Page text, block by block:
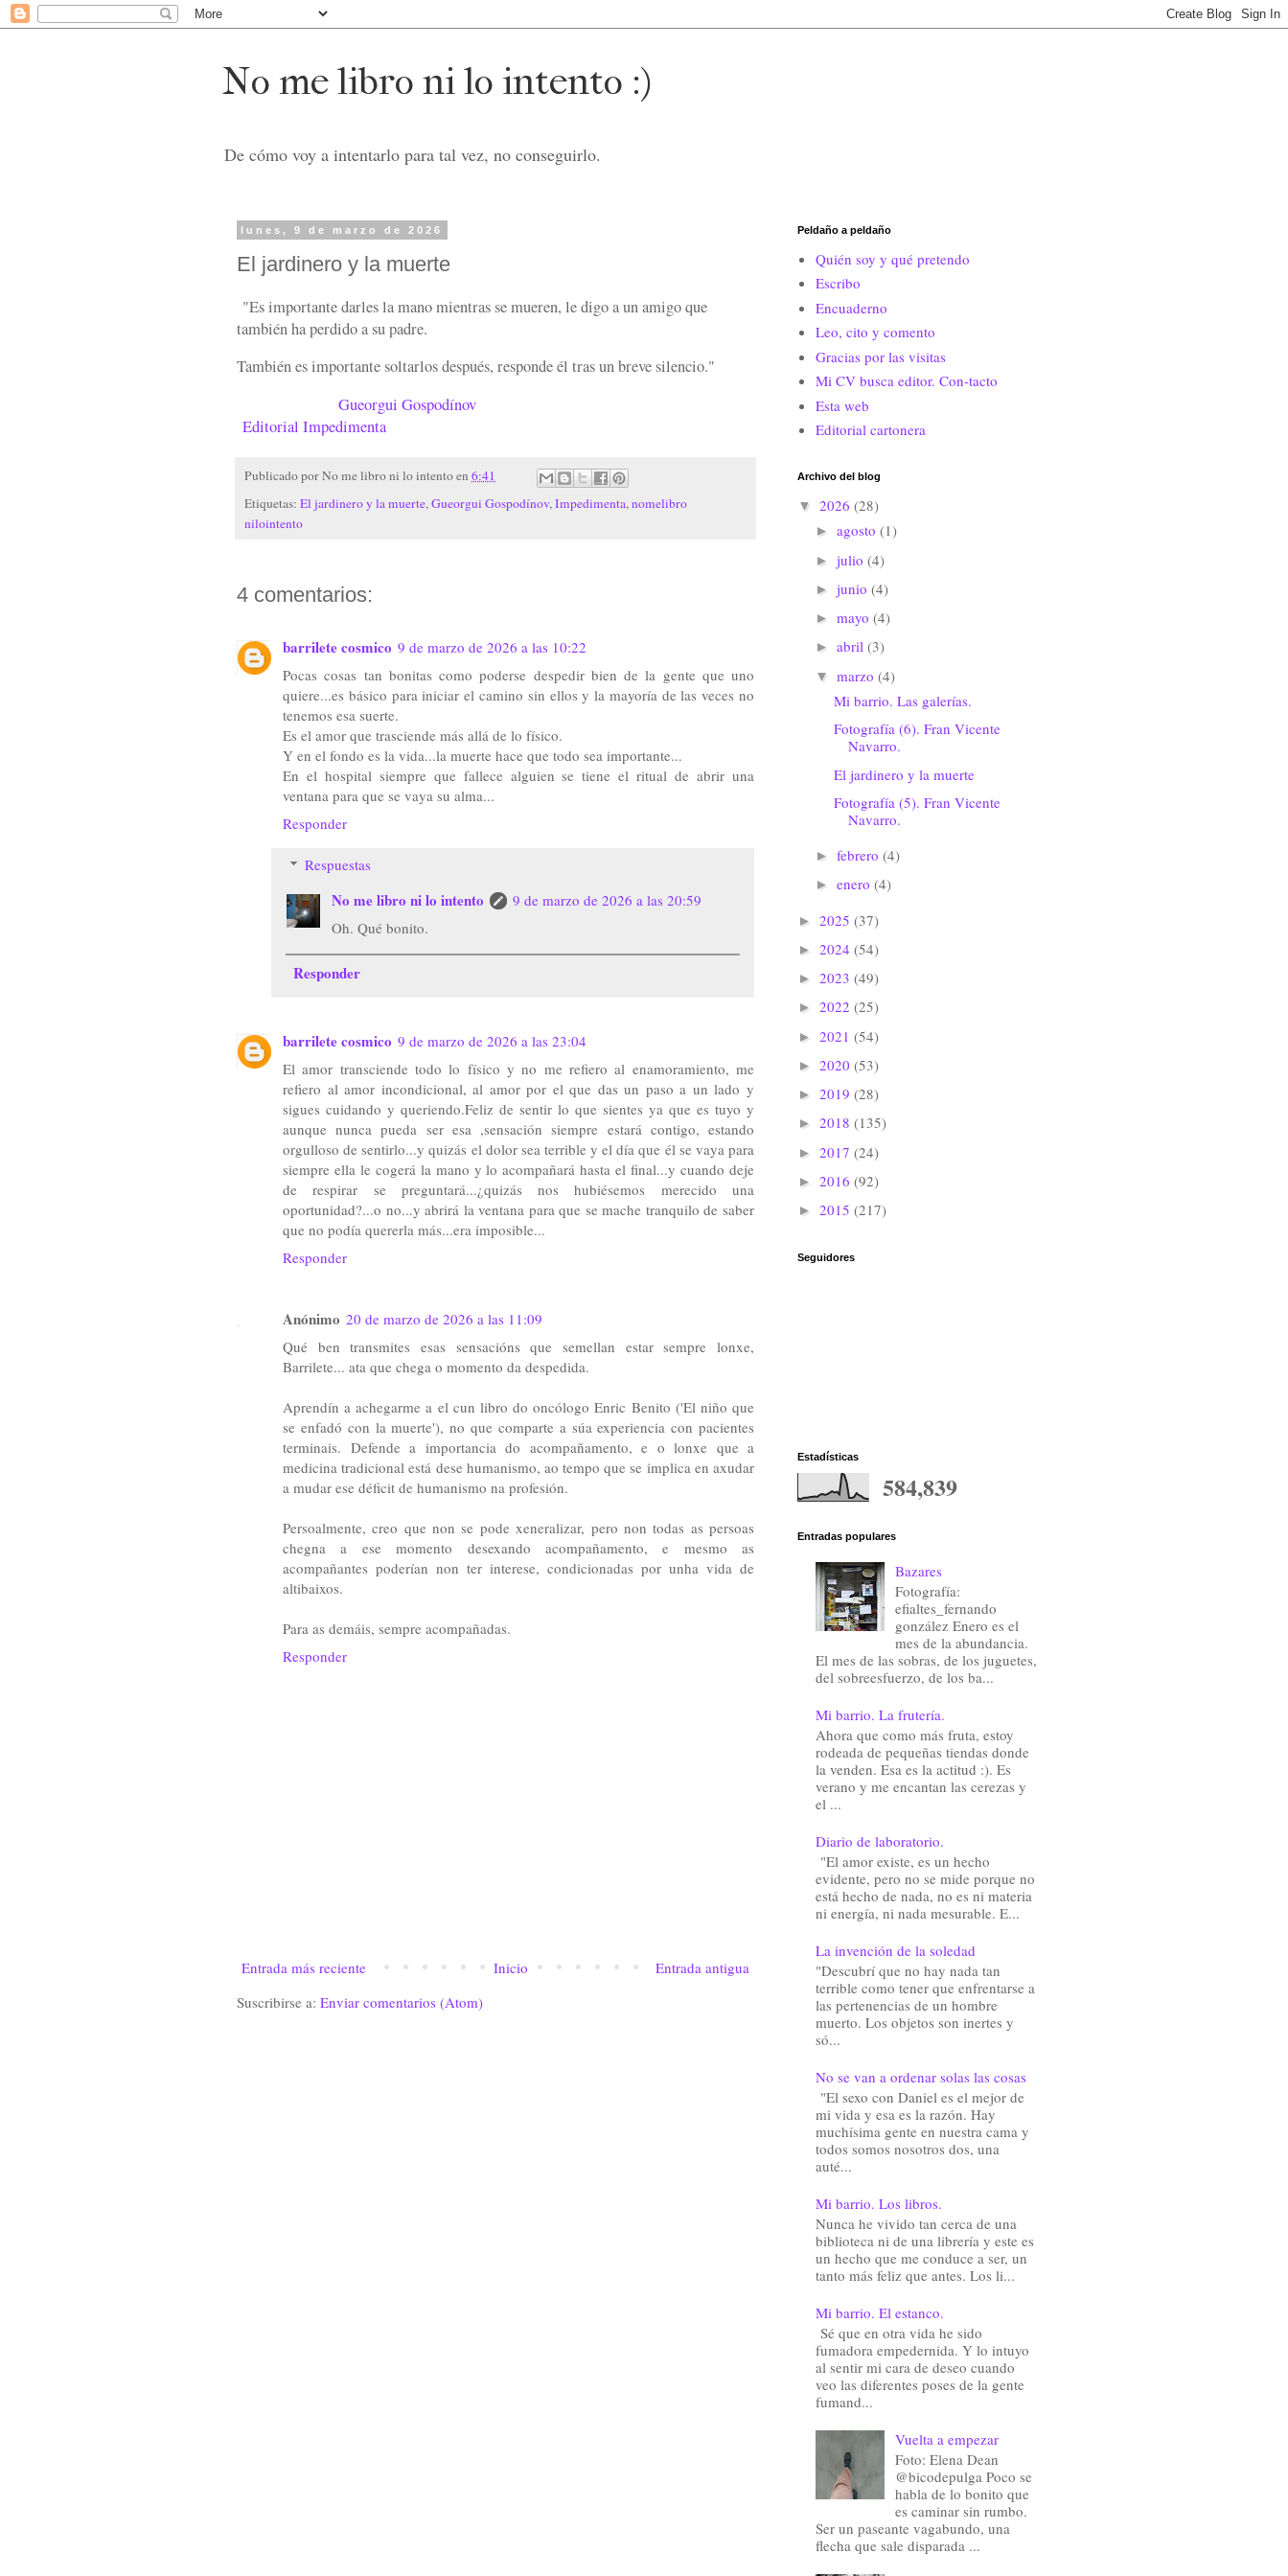
No me libro ni lo intento :)
De cómo voy a intentarlo para tal vez, no conseguirlo.
lunes, 9 de marzo de 2026
El jardinero y la muerte
"Es importante darles la mano mientras se mueren, le digo a un amigo que
también ha perdido a su padre.
También es importante soltarlos después, responde él tras un breve silencio."
Gueorgui Gospodínov
Editorial Impedimenta
Publicado porNo me libro ni lo intentoen 6:41
Etiquetas: El jardinero y la muerte, Gueorgui Gospodínov, Impedimenta, nomelibro
nilointento
4 comentarios:
barrilete cosmico 9 de marzo de 2026 a las 10:22
Pocas cosas tan bonitas como poderse despedir bien de la gente que uno
quiere...es básico para iniciar el camino sin ellos y la mayoría de las veces no
tenemos esa suerte.
Es el amor que trasciende más allá de lo físico.
Y en el fondo es la vida...la muerte hace que todo sea importante...
En el hospital siempre que fallece alguien se tiene el ritual de abrir una
ventana para que se vaya su alma...
Responder
Respuestas
No me libro ni lo intento
9 de marzo de 2026 a las 20:59
Oh. Qué bonito.
Responder
barrilete cosmico 9 de marzo de 2026 a las 23:04
El amor transciende todo lo físico y no me refiero al enamoramiento, me
refiero al amor incondicional, al amor por el que das un paso a un lado y
sigues cuidando y queriendo.Feliz de sentir lo que sientes ya que es tuyo y
aunque nunca pueda ser esa ,sensación siempre estará contigo, estando
orgulloso de sentirlo...y quizás el dolor sea terrible y el día que él se vaya para
siempre ella le cogerá la mano y lo acompañará hasta el final...y cuando deje
de respirar se preguntará...¿quizás nos hubiésemos merecido una
oportunidad?...o no...y abrirá la ventana para que se mache tranquilo de saber
que no podía quererla más...era imposible...
Responder
Anónimo 20 de marzo de 2026 a las 11:09
Qué ben transmites esas sensacións que semellan estar sempre lonxe,
Barrilete... ata que chega o momento da despedida.
Aprendín a achegarme a el cun libro do oncólogo Enric Benito ('El niño que
se enfadó con la muerte'), no que comparte a súa experiencia con pacientes
terminais. Defende a importancia do acompañamento, e o lonxe que a
medicina tradicional está dese humanismo, ao tempo que se implica en axudar
a mudar ese déficit de humanismo na profesión.
Persoalmente, creo que non se pode xeneralizar, pero non todas as persoas
chegna a ese momento desexando acompañamento, e mesmo as
acompañantes poderían non ter interese, condicionadas por unha vida de
altibaixos.
Para as demáis, sempre acompañadas.
Responder
Entrada más reciente Entrada antigua
Inicio
Suscribirse a: Enviar comentarios (Atom)
Peldaño a peldaño
Quién soy y qué pretendo
Escribo
Encuaderno
Leo, cito y comento
Gracias por las visitas
Mi CV busca editor. Con-tacto
Esta web
Editorial cartonera
Archivo del blog
▼ 2026 (28)
► agosto (1)
► julio (4)
► junio (4)
► mayo (4)
► abril (3)
▼ marzo (4)
Mi barrio. Las galerías.
Fotografía (6). Fran Vicente
Navarro.
El jardinero y la muerte
Fotografía (5). Fran Vicente
Navarro.
► febrero (4)
► enero (4)
► 2025 (37)
► 2024 (54)
► 2023 (49)
► 2022 (25)
► 2021 (54)
► 2020 (53)
► 2019 (28)
► 2018 (135)
► 2017 (24)
► 2016 (92)
► 2015 (217)
Seguidores
Estadísticas
584,839
Entradas populares
Bazares
Fotografía:
efialtes_fernando
gonzález Enero es el
mes de la abundancia.
El mes de las sobras, de los juguetes,
del sobreesfuerzo, de los ba...
Mi barrio. La frutería.
Ahora que como más fruta, estoy
rodeada de pequeñas tiendas donde
la venden. Esa es la actitud :). Es
verano y me encantan las cerezas y
el ...
Diario de laboratorio.
"El amor existe, es un hecho
evidente, pero no se mide porque no
está hecho de nada, no es ni materia
ni energía, ni nada mesurable. E...
La invención de la soledad
"Descubrí que no hay nada tan
terrible como tener que enfrentarse a
las pertenencias de un hombre
muerto. Los objetos son inertes y
só...
No se van a ordenar solas las cosas
"El sexo con Daniel es el mejor de
mi vida y esa es la razón. Hay
muchísima gente en nuestra cama y
todos somos nosotros dos, una
auté...
Mi barrio. Los libros.
Nunca he vivido tan cerca de una
biblioteca ni de una librería y este es
un hecho que me conduce a ser, un
tanto más feliz que antes. Los li...
Mi barrio. El estanco.
Sé que en otra vida he sido
fumadora empedernida. Y lo intuyo
al sentir mi cara de deseo cuando
veo las diferentes poses de la gente
fumand...
Vuelta a empezar
Foto: Elena Dean
@bicodepulga Poco se
habla de lo bonito que
es caminar sin rumbo.
Ser un paseante vagabundo, una
flecha que sale disparada ...